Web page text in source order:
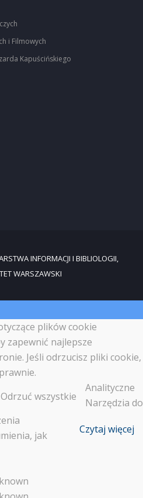
i Filmowych
Kapuścińskiego
INFORMACJI I BIBLIOLOGII,
WARSZAWSKI
plików cookie
zapewnić najlepsze
Jeśli odrzucisz pliki cookie,
Odrzuć wszystkie
Czytaj więcej
Analityczne
Narzędzia do
jak